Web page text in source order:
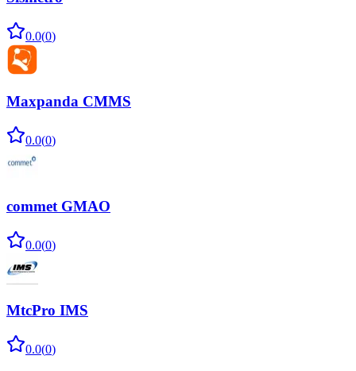
0.0(0)
Maxpanda CMMS
0.0(0)
commet GMAO
0.0(0)
MtcPro IMS
0.0(0)